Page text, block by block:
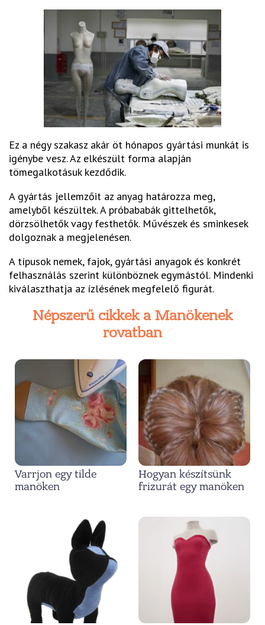
Ez a négy szakasz akár öt hónapos gyártási munkát is
igénybe vesz. Az elkészült forma alapján
tömegalkotásuk kezdődik.
A gyártás jellemzőit az anyag határozza meg,
amelyből készültek. A próbababák gittelhetők,
dörzsölhetők vagy festhetők. Művészek és sminkesek
dolgoznak a megjelenésen.
A típusok nemek, fajok, gyártási anyagok és konkrét
felhasználás szerint különböznek egymástól. Mindenki
kiválaszthatja az ízlésének megfelelő figurát.
Népszerű cikkek a Manökenek
rovatban
Varrjon egy tilde
manöken
Hogyan készítsünk
frizurát egy manöken